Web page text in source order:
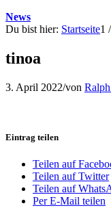
News
Du bist hier: Startseite1 /
tinoa
3. April 2022/von
Eintrag teilen
Teilen auf
Teilen auf Twitter
Teilen auf
Per E-Mail teilen